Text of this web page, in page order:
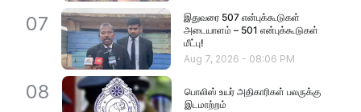
07
இதுவரை 507 என்புக்கூடுகள்
அடையாளம் – 501 என்புக்கூடுகள்
மீட்பு!
Aug 7, 2026 - 08:06 PM
08
பொலிஸ் உயர் அதிகாரிகள் பலருக்கு
இடமாற்றம்